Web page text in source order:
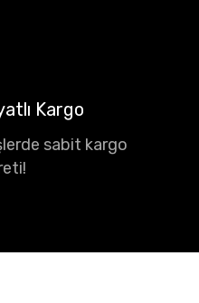
Kargo
sabit kargo